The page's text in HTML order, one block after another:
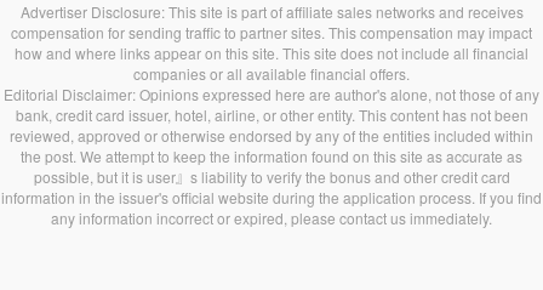
Advertiser Disclosure: This site is part of affiliate sales networks and receives
compensation for sending traffic to partner sites. This compensation may impact
how and where links appear on this site. This site does not include all financial
companies or all available financial offers.
Editorial Disclaimer: Opinions expressed here are author's alone, not those of any
bank, credit card issuer, hotel, airline, or other entity. This content has not been
reviewed, approved or otherwise endorsed by any of the entities included within
the post. We attempt to keep the information found on this site as accurate as
possible, but it is user』s liability to verify the bonus and other credit card
information in the issuer's official website during the application process. If you find
any information incorrect or expired, please contact us immediately.